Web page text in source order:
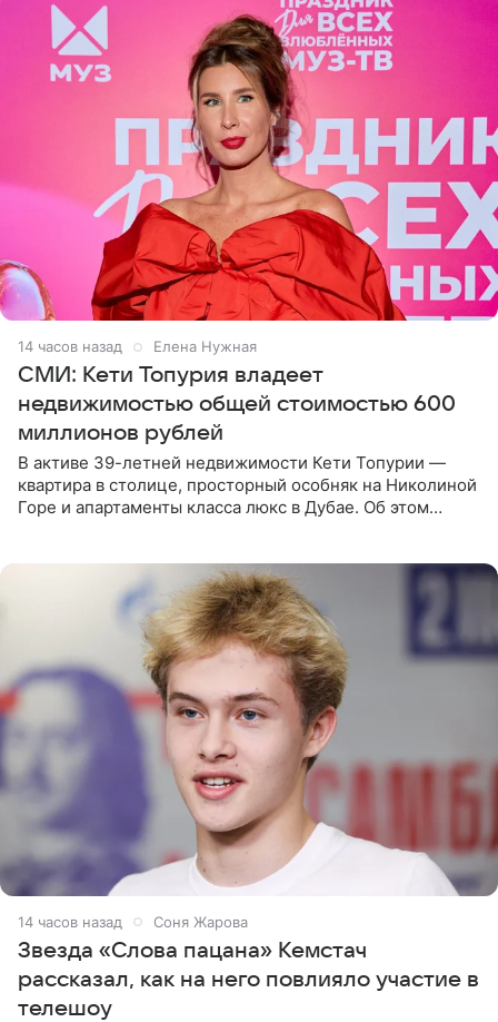
14 часов назад Елена Нужная
СМИ: Кети Топурия владеет
недвижимостью общей стоимостью 600
миллионов рублей
В активе 39-летней недвижимости Кети Топурии —
квартира в столице, просторный особняк на Николиной
Горе и апартаменты класса люкс в Дубае. Об этом
14 часов назад Соня Жарова
Звезда «Слова пацана» Кемстач
рассказал, как на него повлияло участие в
телешоу